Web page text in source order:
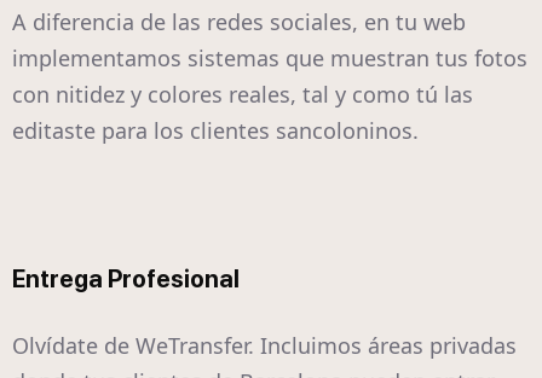
A diferencia de las redes sociales, en tu web
implementamos sistemas que muestran tus fotos
con nitidez y colores reales, tal y como tú las
editaste para los clientes sancoloninos.
Entrega Profesional
Olvídate de WeTransfer. Incluimos áreas privadas